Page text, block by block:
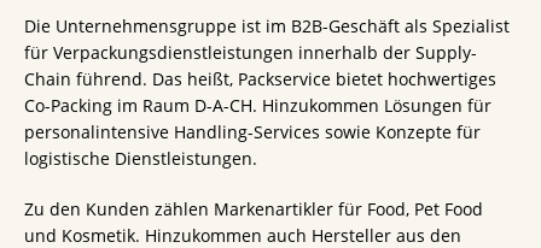
Die Unternehmensgruppe ist im B2B-Geschäft als Spezialist
für Verpackungsdienstleistungen innerhalb der Supply-
Chain führend. Das heißt, Packservice bietet hochwertiges
Co-Packing im Raum D-A-CH. Hinzukommen Lösungen für
personalintensive Handling-Services sowie Konzepte für
logistische Dienstleistungen.
Zu den Kunden zählen Markenartikler für Food, Pet Food
und Kosmetik. Hinzukommen auch Hersteller aus den